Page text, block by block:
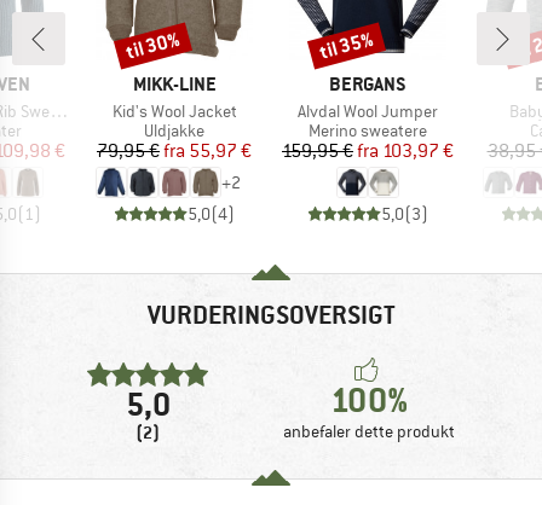
pris
€
(1)
MÆRKE
MIKK-LINE
Artikel
Kid's Wool Jacket
Produktgruppe
Uldjakke
Pris
79,95 € Nedsat pris
fra 55,97 €
+2
5,0(4)
Rabat
til 30%
MÆRKE
BERGANS
Artikel
Alvdal Wool Jumper
Produktgruppe
Merino sweatere
Pris
159,95 € Nedsat pris
fra 103,97 €
5,0(3)
Rabat
til 35%
38,95
VURDERINGSOVERSIGT
5,0
(2)
100%
anbefaler dette produkt